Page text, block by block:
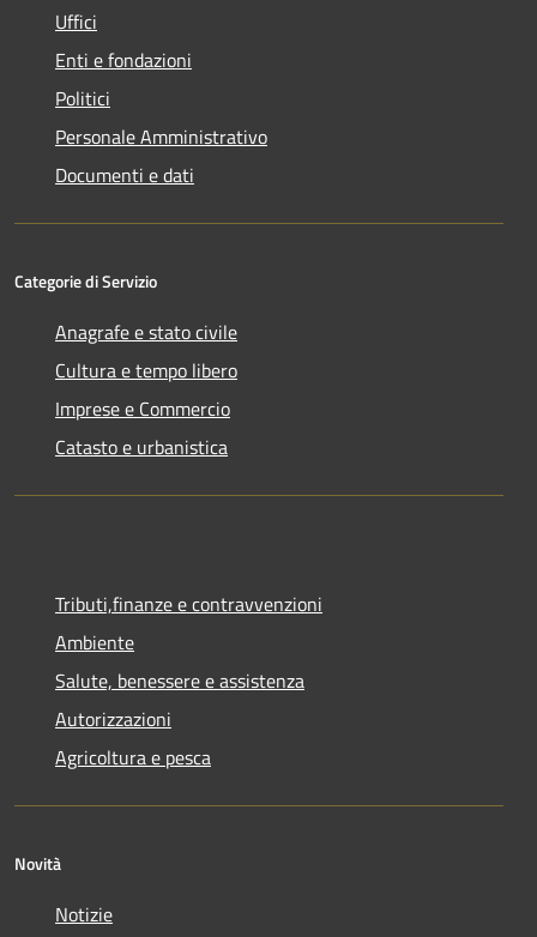
Uffici
Enti e fondazioni
Politici
Personale Amministrativo
Documenti e dati
Categorie di Servizio
Anagrafe e stato civile
Cultura e tempo libero
Imprese e Commercio
Catasto e urbanistica
Tributi,finanze e contravvenzioni
Ambiente
Salute, benessere e assistenza
Autorizzazioni
Agricoltura e pesca
Novità
Notizie